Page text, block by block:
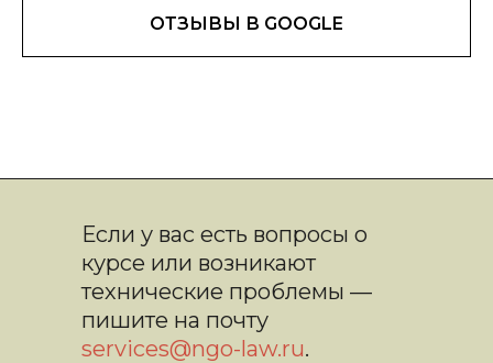
ОТЗЫВЫ В GOOGLE
Если у вас есть вопросы о
курсе или возникают
технические проблемы —
пишите на почту
services@ngo-law.ru.